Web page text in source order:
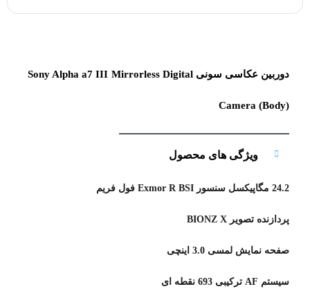
دوربین عکاسی سونی Sony Alpha a7 III Mirrorless Digital
Camera (Body)
ویژگی های محصول
24.2 مگاپیکسل سنسور Exmor R BSI فول فریم
پردازنده تصویر BIONZ X
صفحه نمایش لمسی 3.0 اینچی
سیستم AF ترکیبی 693 نقطه ای